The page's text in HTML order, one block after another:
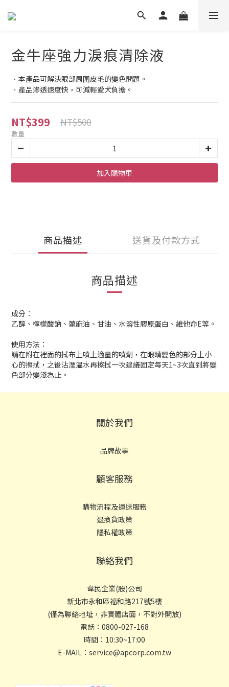
金牛座強力淚痕清除液
．本產品可解決眼部周圍皮毛的變色問題。
．產品滲透速度快，可減輕愛犬負擔。
NT$399 NT$500
數量
加入購物車
商品描述 送貨及付款方式
商品描述
成分：
乙醇、檸檬酸鈉、蓖麻油、甘油、水溶性膠原蛋白、維他命E等。
使用方法：
請在附在裡面的拭布上噴上適量的噴劑，在眼睛變色的部分上小
心的擦拭，之後沾溼溫水再擦拭一次建議固定每天1~3次直到將變
色部分變淺為止。
關於我們
品牌故事
顧客服務
購物流程及運送服務
退換貨政策
隱私權政策
聯絡我們
韋民企業(股)公司
新北市永和區福和路217號5樓
(僅為聯絡地址，非實體店面，不對外開放)
電話：0800-027-168
時間：10:30~17:00
E-MAIL：service@apcorp.com.tw